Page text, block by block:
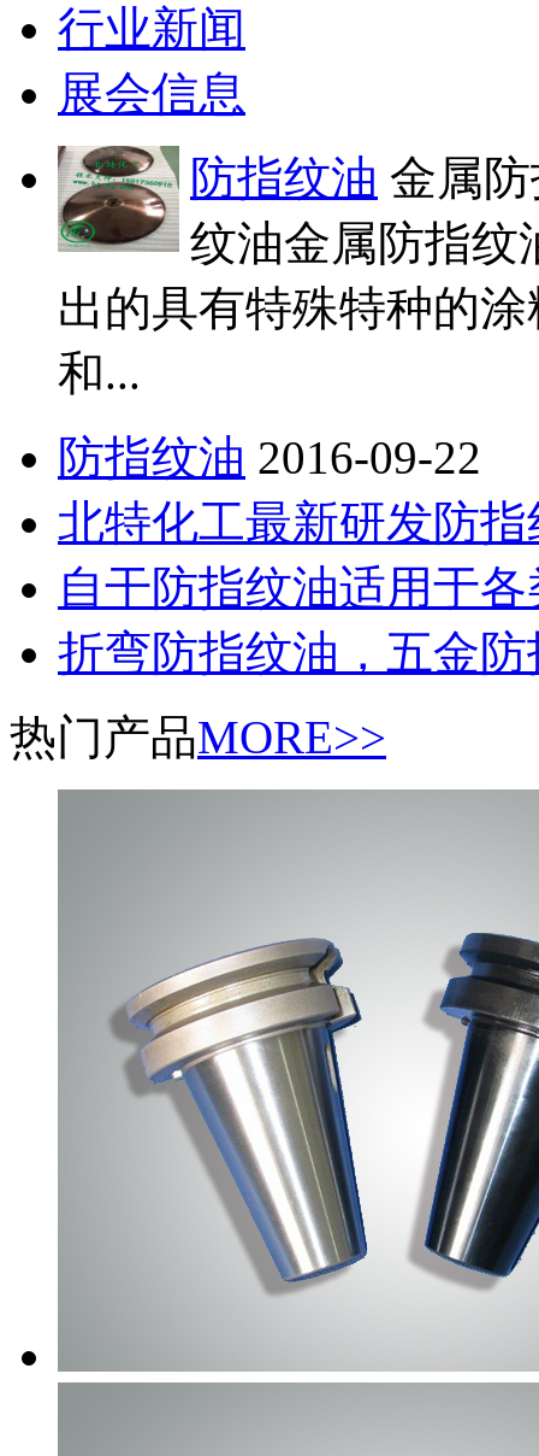
行业新闻
展会信息
防指纹油 金属
纹油金属防指纹
出的具有特殊特种的
和...
防指纹油 2016-09-22
北特化工最新研发防
自干防指纹油适用于
折弯防指纹油，五金
热门产品MORE>>